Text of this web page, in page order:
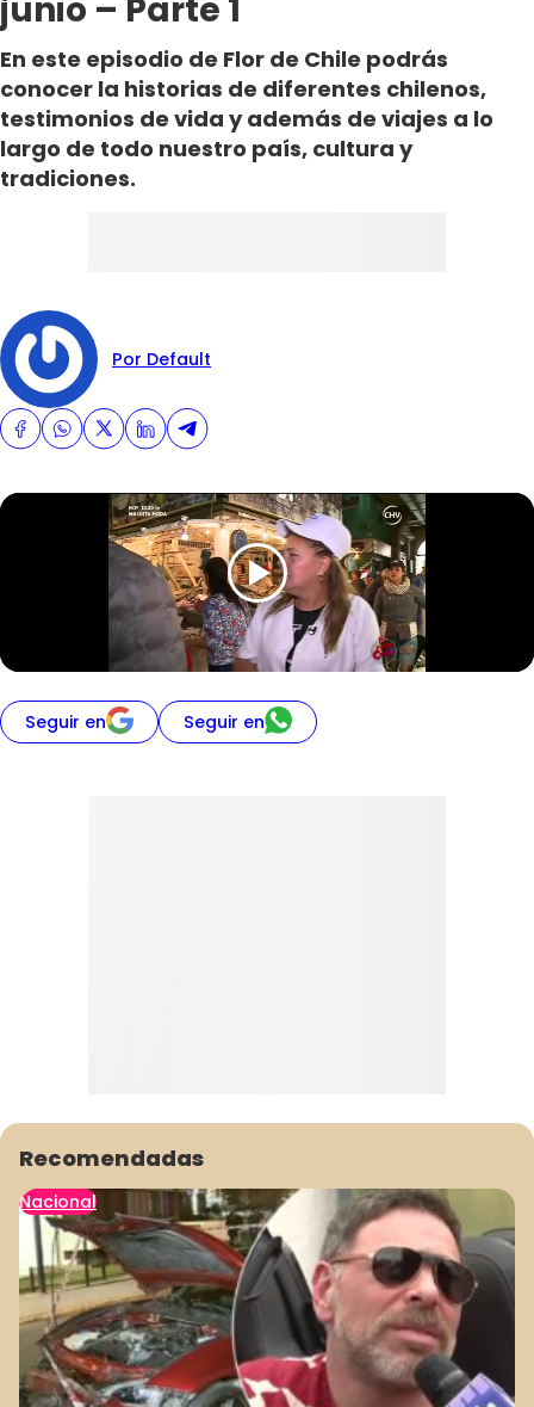
junio – Parte 1
En este episodio de Flor de Chile podrás
conocer la historias de diferentes chilenos,
testimonios de vida y además de viajes a lo
largo de todo nuestro país, cultura y
tradiciones.
Por Default
Seguir en Seguir en
Recomendadas
Nacional
Sabingo
Todos Los Programas